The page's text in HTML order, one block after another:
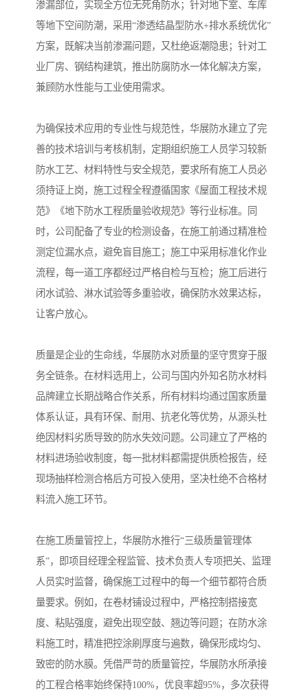
渗漏部位，实现全方位无死角防水；针对地下室、车库
等地下空间防潮，采用“渗透结晶型防水+排水系统优化”
方案，既解决当前渗漏问题，又杜绝返潮隐患；针对工
业厂房、钢结构建筑，推出防腐防水一体化解决方案，
兼顾防水性能与工业使用需求。
为确保技术应用的专业性与规范性，华展防水建立了完
善的技术培训与考核机制，定期组织施工人员学习较新
防水工艺、材料特性与安全规范，要求所有施工人员必
须持证上岗，施工过程全程遵循国家《屋面工程技术规
范》《地下防水工程质量验收规范》等行业标准。同
时，公司配备了专业的检测设备，在施工前通过精准检
测定位漏水点，避免盲目施工；施工中采用标准化作业
流程，每一道工序都经过严格自检与互检；施工后进行
闭水试验、淋水试验等多重验收，确保防水效果达标，
让客户放心。
质量是企业的生命线，华展防水对质量的坚守贯穿于服
务全链条。在材料选用上，公司与国内外知名防水材料
品牌建立长期战略合作关系，所有材料均通过国家质量
体系认证，具有环保、耐用、抗老化等优势，从源头杜
绝因材料劣质导致的防水失效问题。公司建立了严格的
材料进场验收制度，每一批材料都需提供质检报告，经
现场抽样检测合格后方可投入使用，坚决杜绝不合格材
料流入施工环节。
在施工质量管控上，华展防水推行“三级质量管理体
系”，即项目经理全程监管、技术负责人专项把关、监理
人员实时监督，确保施工过程中的每一个细节都符合质
量要求。例如，在卷材铺设过程中，严格控制搭接宽
度、粘贴强度，避免出现空鼓、翘边等问题；在防水涂
料施工时，精准把控涂刷厚度与遍数，确保形成均匀、
致密的防水膜。凭借严苛的质量管控，华展防水所承接
的工程合格率始终保持100%，优良率超95%，多次获得